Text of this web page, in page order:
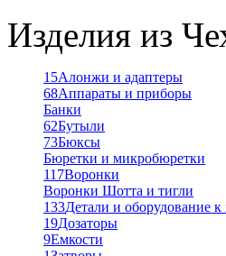
Изделия из
15Алонжи и адаптеры
68Аппараты и приборы
Банки
62Бутыли
73Бюксы
Бюретки и микробюретки
117Воронки
Воронки Шотта и тигли
133Детали и оборудование
19Дозаторы
9Емкости